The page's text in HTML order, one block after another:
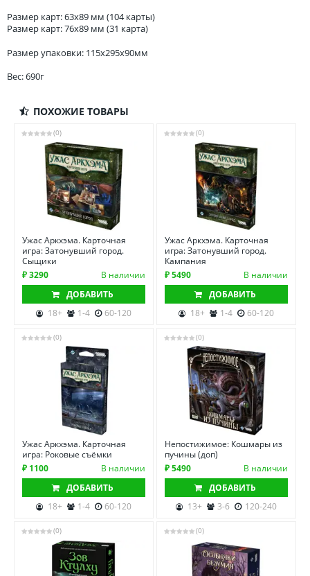
Размер карт: 63x89 мм (104 карты)
Размер карт: 76x89 мм (31 карта)
Размер упаковки: 115x295x90мм
Вес: 690г
ПОХОЖИЕ ТОВАРЫ
(0)
Ужас Аркхэма. Карточная
игра: Затонувший город.
Сыщики
₽ 3290
В наличии
ДОБАВИТЬ
18+
1-4 60-120
(0)
Ужас Аркхэма. Карточная
игра: Затонувший город.
Кампания
₽ 5490
В наличии
ДОБАВИТЬ
18+
1-4 60-120
(0)
Ужас Аркхэма. Карточная
игра: Роковые съёмки
₽ 1100
В наличии
ДОБАВИТЬ
18+
1-4 60-120
(0)
Непостижимое: Кошмары из
пучины (доп)
₽ 5490
В наличии
ДОБАВИТЬ
13+
3-6 120-240
(0) (0)